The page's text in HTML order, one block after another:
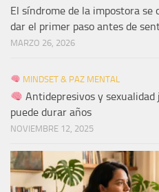
El síndrome de la impostora se
dar el primer paso antes de
MARZO 26, 2026
MINDSET & PAZ MENTAL
Antidepresivos y
puede durar años
NOVIEMBRE 12, 2025